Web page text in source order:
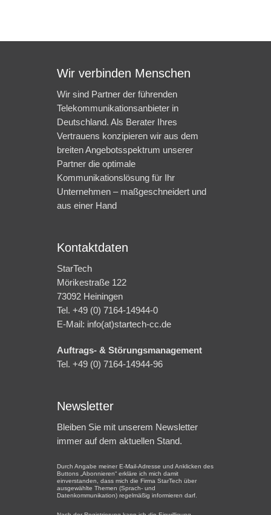
Wir verbinden Menschen
Wir sind Partner der führenden
Telekommunikationsanbieter in
Deutschland. Als Berater Ihres
Vertrauens konzipieren wir aus dem
breiten Angebotsspektrum unserer
Partner die optimale
Kommunikationslösung für Ihr
Unternehmen – maßgeschneidert und
aus einer Hand
Kontaktdaten
StarTech
Mörikestraße 122
73092 Heiningen
Tel. +49 (0) 7164-14944-0
E-Mail: info(at)startech-cc.de
Auftrags- & Störungsmanagement
Tel. +49 (0) 7164-14944-96
Newsletter
Bleiben Sie mit unserem Newsletter
immer auf dem aktuellen Stand.
Durch Angabe meiner E-Mail-Adresse und Anklicken des
Buttons „Abonnieren“ erkläre ich mich damit
einverstanden, dass mich die Firma StarTech über
ausgewählte Themen (Sprach- und
Datenkommunikation) regelmäßig informieren darf.